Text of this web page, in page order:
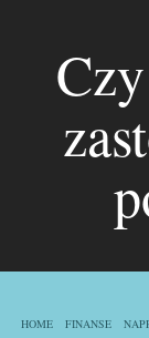
HOME FINANSE